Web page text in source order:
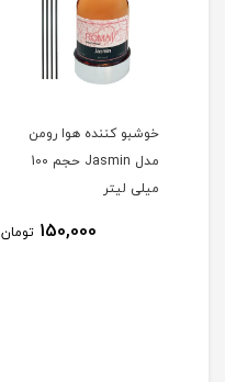
خوشبو کننده هوا رومن
مدل Jasmin حجم 100
میلی لیتر
150,000 تومان